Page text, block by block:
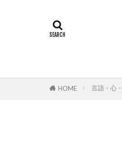
HOME 言語・心